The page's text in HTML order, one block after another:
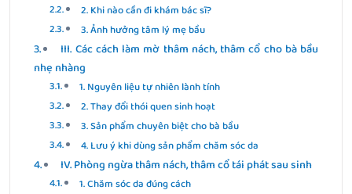
2. Khi nào cần đi khám bác sĩ?
3. Ảnh hưởng tâm lý mẹ bầu
III. Các cách làm mờ thâm nách, thâm cổ cho bà bầu
nhẹ nhàng
1. Nguyên liệu tự nhiên lành tính
2. Thay đổi thói quen sinh hoạt
3. Sản phẩm chuyên biệt cho bà bầu
4. Lưu ý khi dùng sản phẩm chăm sóc da
IV. Phòng ngừa thâm nách, thâm cổ tái phát sau sinh
1. Chăm sóc da đúng cách